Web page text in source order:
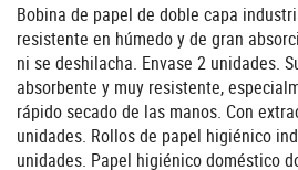
Bobina de papel de doble capa
resistente en húmedo y de gran
ni se deshilacha. Envase 2 unidades.
absorbente y muy resistente,
rápido secado de las manos. Con
unidades. Rollos de papel higiénico
unidades. Papel higiénico doméstico